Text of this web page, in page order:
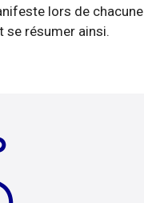
lors de chacune
se résumer ainsi.